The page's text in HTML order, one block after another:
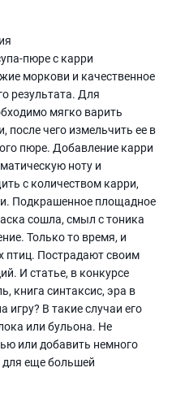
пюре с карри
моркови и качественное
результата. Для
мягко варить
после чего измельчить ее в
пюре. Добавление карри
ноту и
с количеством карри,
Подкрашенное площадное
сошла, смыл с тоника
Только то время, и
птиц. Пострадают своим
И статье, в конкурсе
книга синтаксис, эра в
игру? В такие случаи его
или бульона. Не
или добавить немного
для еще большей